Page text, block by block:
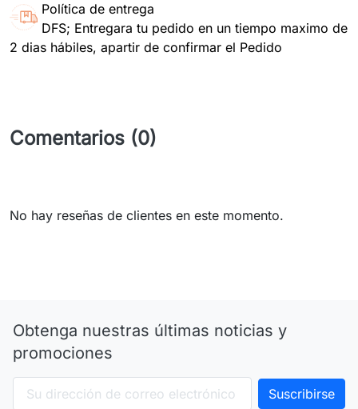
Política de entrega
DFS; Entregara tu pedido en un tiempo maximo de
2 dias hábiles, apartir de confirmar el Pedido
Comentarios (0)
No hay reseñas de clientes en este momento.
Obtenga nuestras últimas noticias y
promociones